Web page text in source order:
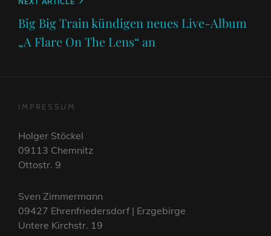
Post
Big Big Train kündigen neues Live-Album
„A Flare On The Lens“ an
IMPRESSUM
Holger Stöckel
09113 Chemnitz
Ottostr. 9
Sven Zimmermann
09427 Ehrenfriedersdorf | Erzgebirge
Untere Kirchstr. 19